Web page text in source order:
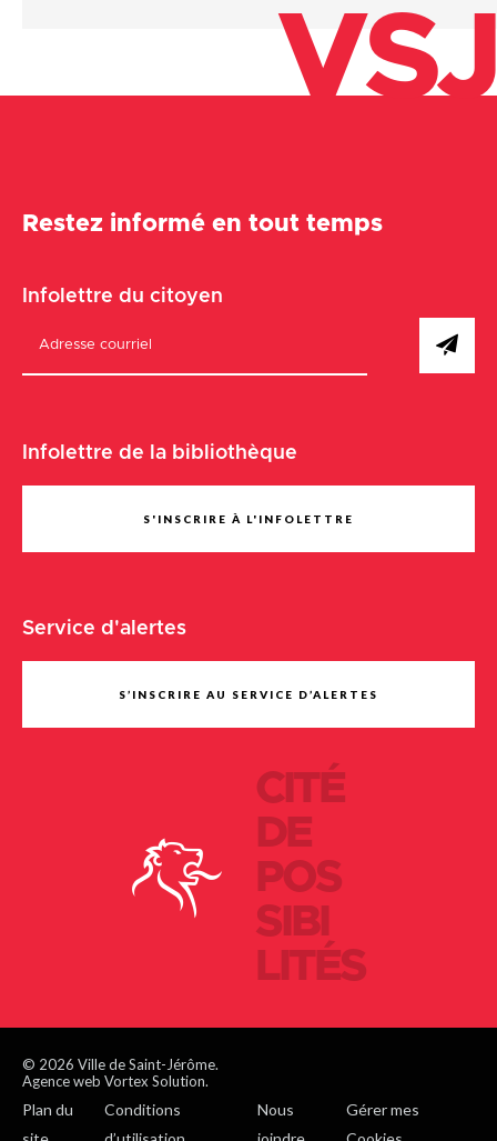
VSJ
CITÉ
DE
POS
SIBI
LITÉS
Restez informé en tout temps
Infolettre du citoyen
Infolettre de la bibliothèque
S'INSCRIRE À L'INFOLETTRE
Service d'alertes
S’INSCRIRE AU SERVICE D’ALERTES
© 2026 Ville de Saint-Jérôme.
Agence web Vortex Solution.
Plan du
Conditions
Nous
Gérer mes